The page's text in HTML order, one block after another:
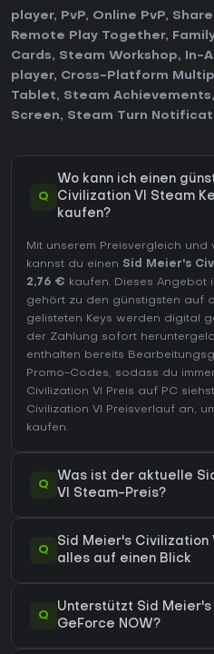
player, PvP, Online PvP,
Remote Play Together,
Cards, Steam Workshop, In-
player, Cross-Platform
Tablet, Steam Achievements,
Screen, Steam Turn
Q
Wo kann ich einen
Civilization VI Steam
kaufen?
Mit unserem Preisvergleich
kannst du einen Sid Meier's
2,76 € kaufen. Dieses Angebot
gehört zu den günstigsten auf
gelisteten Keys werden digital
der Zahlung sofort
enthalten bereits
Promo-Codes, sodass du
Civilization VI Preis auf PC
Civilization VI Preisverlauf an,
kaufen.
Q
Was ist der aktuelle
VI Steam-Preis?
Q
Sid Meier's Civilization
alles auf einen Blick
Q
Unterstützt Sid Meier's
GeForce NOW?